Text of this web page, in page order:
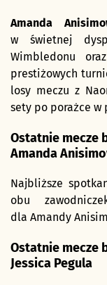
Amanda
w świetnej
Wimbledonu
prestiżowych
losy meczu z
sety po porażce w
Ostatnie mecze
Amanda
Najbliższe
obu
dla Amandy
Ostatnie mecze
Jessica Pegula